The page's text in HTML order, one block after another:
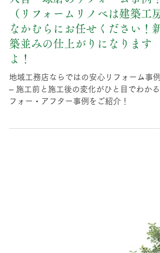
kunihisa1968
6月4日
人吉・球磨のリフォーム事例！
（リフォームリノベは建築工房
なかむらにお任せください！新
築並みの仕上がりになります
よ！